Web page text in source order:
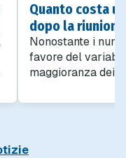
Quanto costa
dopo la riunione
Nonostante i
favore del
maggioranza dei
certezza della